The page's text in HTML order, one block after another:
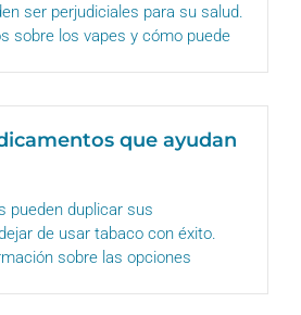
ser perjudiciales para su salud.
sobre los vapes y cómo puede
que ayudan
pueden duplicar sus
de usar tabaco con éxito.
sobre las opciones